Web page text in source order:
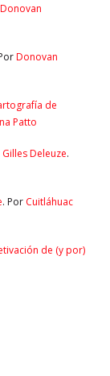
Donovan
Donovan
de
Patto
Deleuze.
. Por Cuitláhuac
de (y por)